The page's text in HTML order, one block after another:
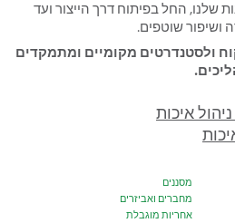
שלנו, החל בפיתוח דרך הייצור ועד
ושיפור שוטפים.
ולסטנדרטים מקומיים ומתמקדים
מסננים
מחברים ואביזרים
אחריות מוגבלת